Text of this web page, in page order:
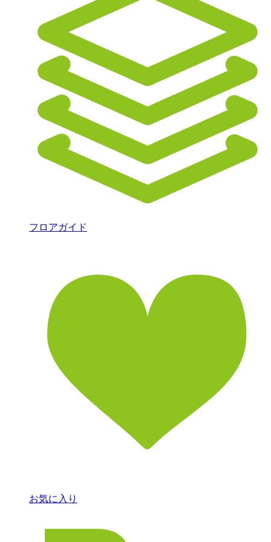
フロアガイド
お気に入り